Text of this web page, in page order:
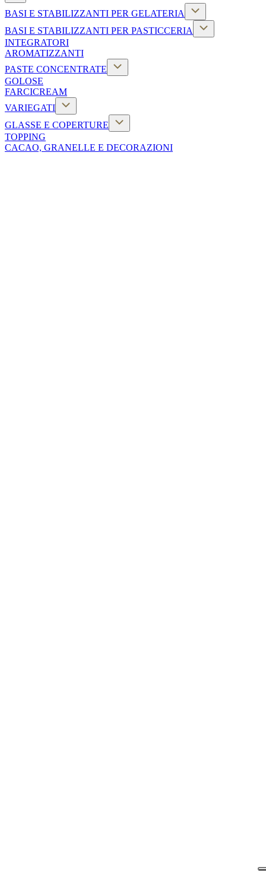
BASI E STABILIZZANTI PER GELATERIA
BASI E STABILIZZANTI PER PASTICCERIA
INTEGRATORI
AROMATIZZANTI
PASTE CONCENTRATE
GOLOSE
FARCICREAM
VARIEGATI
GLASSE E COPERTURE
TOPPING
CACAO, GRANELLE E DECORAZIONI